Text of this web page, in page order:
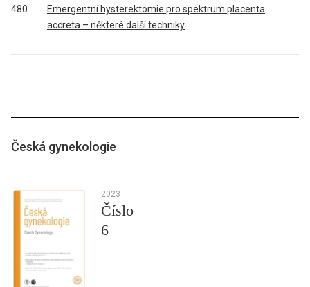
480
Emergentní hysterektomie pro spektrum placenta
accreta – některé další techniky
Česká gynekologie
2023
Číslo
6